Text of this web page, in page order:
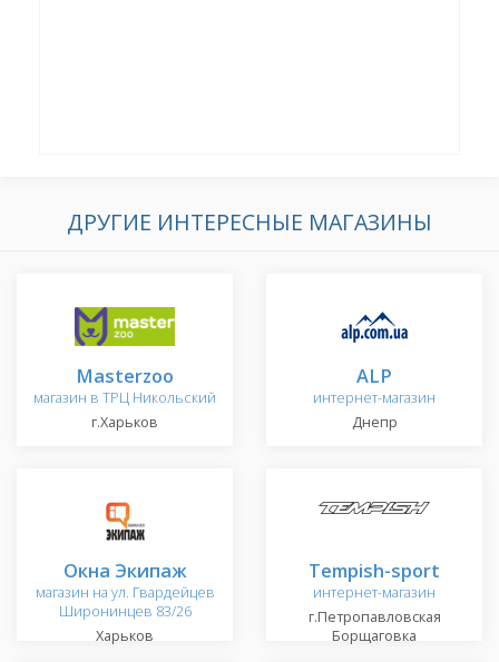
ДРУГИЕ ИНТЕРЕСНЫЕ МАГАЗИНЫ
Masterzoo
магазин в ТРЦ Никольский
г.Харьков
ALP
интернет-магазин
Днепр
Окна Экипаж
магазин на ул. Гвардейцев
Широнинцев 83/26
Харьков
Tempish-sport
интернет-магазин
г.Петропавловская
Борщаговка